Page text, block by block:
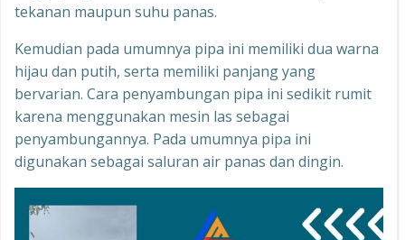
tekanan maupun suhu panas.
Kemudian pada umumnya pipa ini memiliki dua warna
hijau dan putih, serta memiliki panjang yang
bervarian. Cara penyambungan pipa ini sedikit rumit
karena menggunakan mesin las sebagai
penyambungannya. Pada umumnya pipa ini
digunakan sebagai saluran air panas dan dingin.